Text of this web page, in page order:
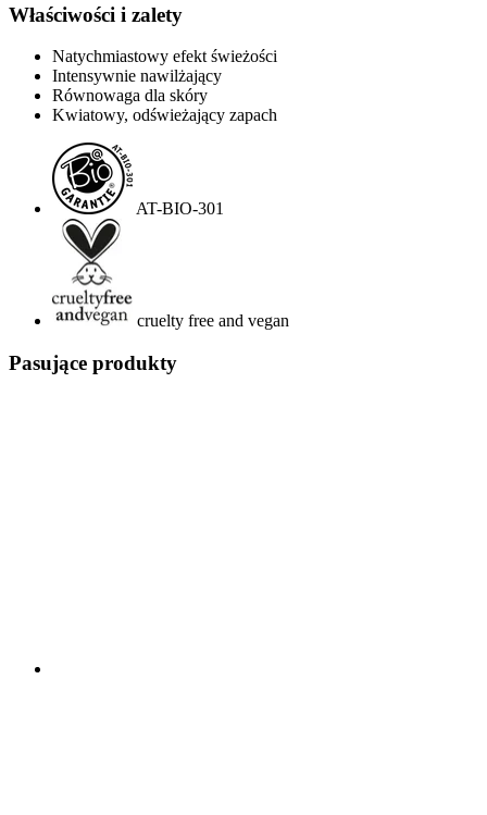
Właściwości i zalety
Natychmiastowy efekt świeżości
Intensywnie nawilżający
Równowaga dla skóry
Kwiatowy, odświeżający zapach
AT-BIO-301
cruelty free and vegan
Pasujące produkty